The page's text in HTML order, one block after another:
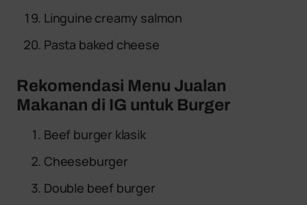
Linguine creamy salmon
Pasta baked cheese
Rekomendasi Menu Jualan
Makanan di IG untuk Burger
Beef burger klasik
Cheeseburger
Double beef burger